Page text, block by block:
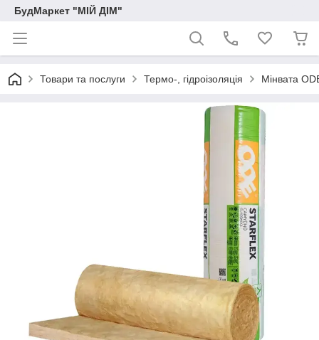
БудМаркет "МІЙ ДІМ"
Товари та послуги Термо-, гідроізоляція Мінвата